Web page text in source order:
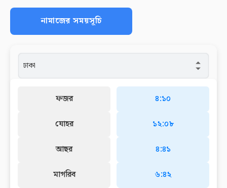
নামাজের সময়সূচি
ফজর
যোহর
আছর
মাগরিব
৪:১০
১২:০৮
৪:৪১
৬:৪২